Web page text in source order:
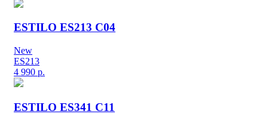
ESTILO ES213 C04
New
ES213
4 990 р.
ESTILO ES341 C11